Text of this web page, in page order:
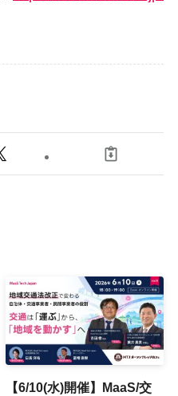
【6/10(水)開催】MaaS/交